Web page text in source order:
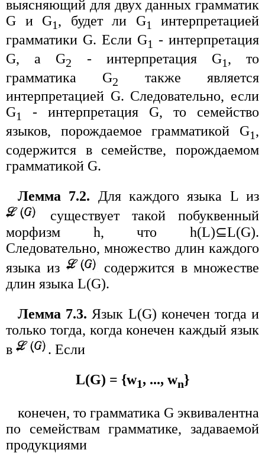
выясняющий для двух данных грамматик
G и G1, будет ли G1
интерпретацией
грамматики G. Если G1 - интерпретация
G, а G2 - интерпретация G1, то
грамматика G2
также является
интерпретацией G. Следовательно, если
G1
- интерпретация G, то семейство
языков, порождаемое грамматикой G1,
содержится в семействе, порождаемом
грамматикой G.
Лемма 7.2. Для каждого языка L из
существует такой побуквенный
морфизм h, что h(L)⊆L(G).
Следовательно, множество длин каждого
языка из
содержится в множестве
длин языка L(G).
Лемма 7.3. Язык L(G) конечен тогда и
только тогда, когда конечен каждый язык
в
. Если
L(G) = {w1, ..., wn}
конечен, то грамматика G эквивалентна
по семействам грамматике, задаваемой
продукциями